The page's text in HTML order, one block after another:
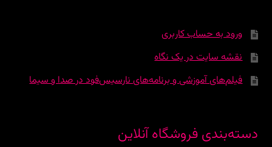
ورود به حساب کاربری
نقشه سایت در یک نگاه
فیلم‌های آموزشی و برنامه‌های نارسیس‌فود در صدا و سیما
دسته‌بندی فروشگاه آنلاین